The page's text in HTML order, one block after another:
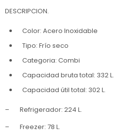
DESCRIPCION.
Color: Acero Inoxidable
Tipo: Frío seco
Categoria: Combi
Capacidad bruta total: 332 L.
Capacidad útil total: 302 L.
– Refrigerador: 224 L.
– Freezer: 78 L.